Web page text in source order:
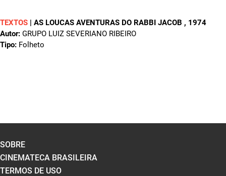
TEXTOS | AS LOUCAS AVENTURAS DO RABBI JACOB , 1974
Autor: GRUPO LUIZ SEVERIANO RIBEIRO
Tipo: Folheto
SOBRE
CINEMATECA BRASILEIRA
TERMOS DE USO